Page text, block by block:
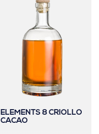
ELEMENTS 8 CRIOLLO
CACAO